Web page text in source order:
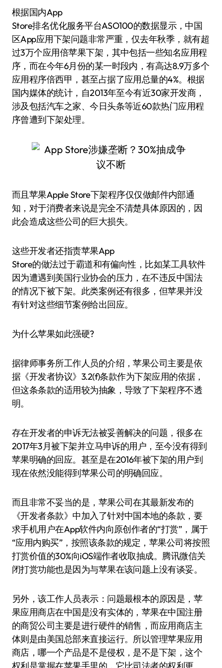
根据国内App
Store排名优化服务平台ASO100的数据显示，中国
区App应用下架问题非常严重，仅去年秋季，就有超
过3万个应用倍苹果下架，其中包括一些知名应用程
序，而在今年6月份的某一时段内，有高达8.9万多个
应用程序倍西甲，甚至占据了应用总量的4%。根据
国内媒体的统计，自2013年至今有近30家开发商，
涉及包括汽车之家、今日头条等近60款热门应用程
序曾遭到下架处理。
而且苹果Apple Store下架程序仅仅做邮件内部通
知，对于消费者来说是完全不清楚具体原因的，因
此会造成这些公司的巨大损失。
这些开发者还指责苹果App
Store的做法过于霸道和有偏向性，比如某工具软件
因为遭遇到美国行业协会的压力，在不违反中国法
的情况下被下架。此类案例还有很多，但苹果并没
有针对这些细节案例给出回应。
为什么苹果如此强硬?
据律师事务所工作人员的介绍，苹果公司主要是依
据《开发者协议》3.2(f)条款作为下架应用的依据，
但这条条款的适用较为抽象，导致了下架程序不透
明。
存在开发者的申诉无法被妥善解决的问题，很多在
2017年3月被下架并立马申诉的用户，至今没有得到
苹果明确的回应。甚至是在2016年被下架的用户到
现在依然没能得到苹果公司的明确回应。
而且非常不妥当的是，苹果公司在其最新发布的
《开发者条款》中加入了针对中国本地的条款，要
求手机用户在App软件内向原创作者的“打赏”，属于
“应用内购买”，按照该条款的规定，苹果公司将按照
打赏价值的30%向iOS端作者收取抽成。腾讯微信关
闭打赏功能也是因为与苹果在该问题上没有谈妥。
另外，该工作人员表示：问题最根本的原因是，苹
果应用商店在中国是没有实体的，苹果在中国注册
的商贸公司主要是进行硬件的销售，而应用商店主
体则是由美国总部来直接运行。所以管理苹果应用
商店，哪一个产品是不是侵权，是不是下架，这个